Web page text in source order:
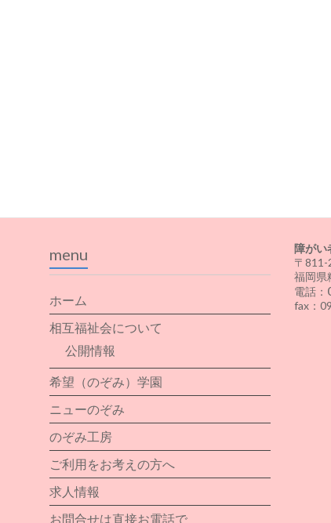
menu
ホーム
相互福祉会について
公開情報
希望（のぞみ）学園
ニューのぞみ
のぞみ工房
ご利用をお考えの方へ
求人情報
お問合せは直接お電話で
障が
〒811-
福岡県
電話：
fax：